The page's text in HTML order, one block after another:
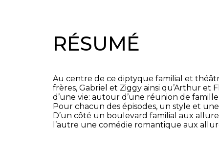
RÉSUMÉ
Au centre de ce diptyque familial et
frères, Gabriel et Ziggy ainsi qu’Arthur et
d’une vie: autour d’une réunion de
Pour chacun des épisodes, un style et
D’un côté un boulevard familial aux
l’autre une comédie romantique aux